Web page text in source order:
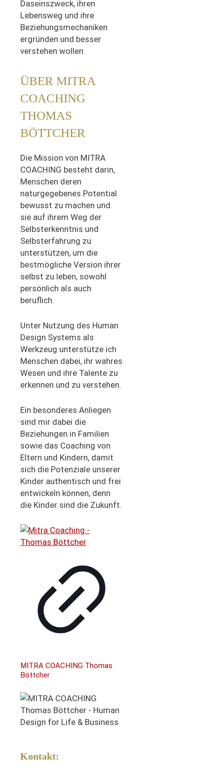
Daseinszweck, ihren
Lebensweg und ihre
Beziehungsmechaniken
ergründen und besser
verstehen wollen.
ÜBER MITRA
COACHING
THOMAS
BÖTTCHER
Die Mission von MITRA
COACHING besteht darin,
Menschen deren
naturgegebenes Potential
bewusst zu machen und
sie auf ihrem Weg der
Selbsterkenntnis und
Selbsterfahrung zu
unterstützen, um die
bestmögliche Version ihrer
selbst zu leben, sowohl
persönlich als auch
beruflich.
Unter Nutzung des Human
Design Systems als
Werkzeug unterstütze ich
Menschen dabei, ihr wahres
Wesen und ihre Talente zu
erkennen und zu verstehen.
Ein besonderes Anliegen
sind mir dabei die
Beziehungen in Familien
sowie das Coaching von
Eltern und Kindern, damit
sich die Potenziale unserer
Kinder authentisch und frei
entwickeln können, denn
die Kinder sind die Zukunft.
MITRA COACHING Thomas
Böttcher
Kontakt: